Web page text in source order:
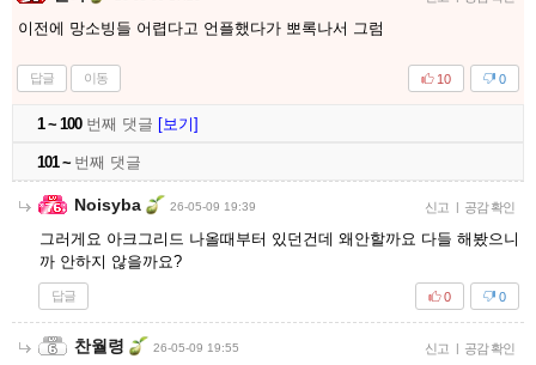
이전에 망소빙들 어렵다고 언플했다가 뽀록나서 그럼
답글 이동 0
10
1 ~ 100번째 댓글 [보기]
101 ~ 번째 댓글
Noisyba 26-05-09 19:39 신고 | 공감 확인
그러게요 아크그리드 나올때부터 있던건데 왜안할까요 다들 해봤으니
까 안하지 않을까요?
답글 0
0
찬월령 26-05-09 19:55 신고 | 공감 확인